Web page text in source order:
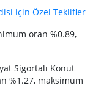
için Özel Teklifler
oran %0.89,
Sigortalı Konut
%1.27, maksimum